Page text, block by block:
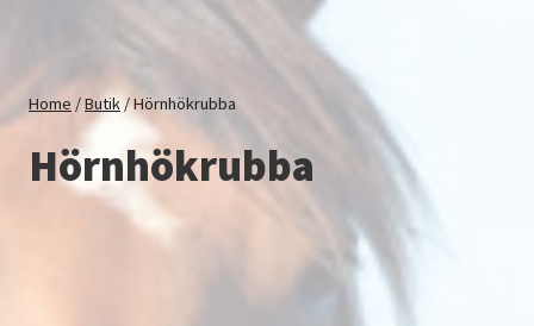
Home /Butik/Hörnhökrubba
Hörnhökrubba